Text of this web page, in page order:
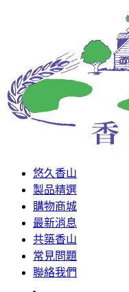
悠久香山
製品精選
購物商城
最新消息
共築香山
常見問題
聯絡我們